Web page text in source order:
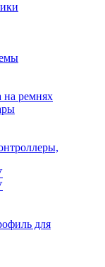
на ремнях
для